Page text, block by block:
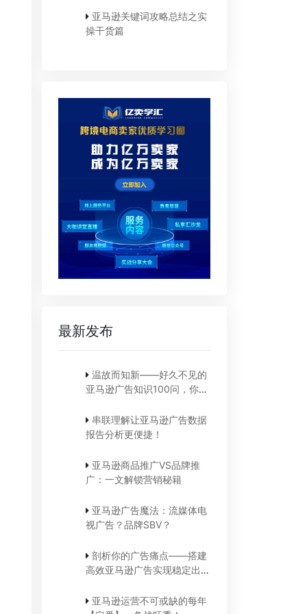
亚马逊关键词攻略总结之实
操干货篇
最新发布
温故而知新——好久不见的
亚马逊广告知识100问，你还
串联理解让亚马逊广告数据
报告分析更便捷！
亚马逊商品推广VS品牌推
广：一文解锁营销秘籍
亚马逊广告魔法：流媒体电
视广告？品牌SBV？
剖析你的广告痛点——搭建
高效亚马逊广告实现稳定出
亚马逊运营不可或缺的每年